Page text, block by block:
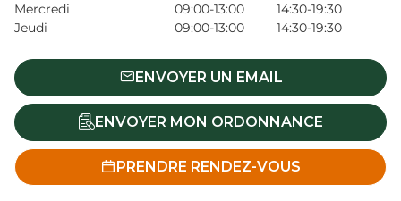
Mercredi
09:00-13:00
14:30-19:30
Jeudi
09:00-13:00 14:30-19:30
ENVOYER UN EMAIL
ENVOYER MON ORDONNANCE
PRENDRE RENDEZ-VOUS